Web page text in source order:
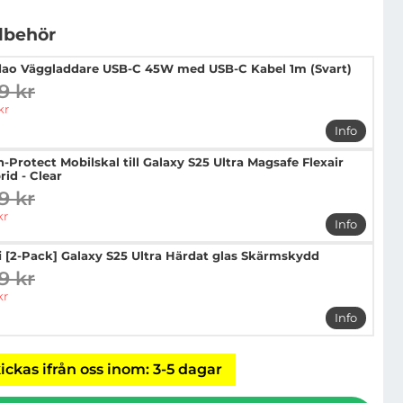
Väggladdare USB-C 45W med USB-C Kabel 1m (Svart)
pris
kr
Info
mer info
Protect Mobilskal till Galaxy S25 Ultra Magsafe Flexair
- Clear
pris
kr
Info
mer info
[2-Pack] Galaxy S25 Ultra Härdat glas Skärmskydd
pris
kr
Info
mer info
ifrån oss inom: 3-5 dagar